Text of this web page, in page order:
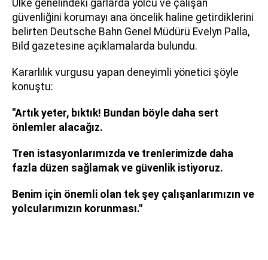
Ülke genelindeki garlarda yolcu ve çalışan
güvenliğini korumayı ana öncelik haline getirdiklerini
belirten Deutsche Bahn Genel Müdürü Evelyn Palla,
Bild gazetesine açıklamalarda bulundu.
Kararlılık vurgusu yapan deneyimli yönetici şöyle
konuştu:
"Artık yeter, bıktık! Bundan böyle daha sert
önlemler alacağız.
Tren istasyonlarımızda ve trenlerimizde daha
fazla düzen sağlamak ve güvenlik istiyoruz.
Benim için önemli olan tek şey çalışanlarımızın ve
yolcularımızın korunması."